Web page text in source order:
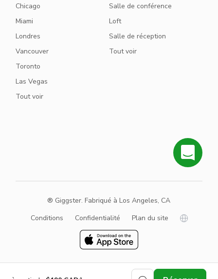
Chicago
Miami
Londres
Vancouver
Toronto
Las Vegas
Tout voir
Salle de conférence
Loft
Salle de réception
Tout voir
® Giggster. Fabriqué à Los Angeles, CA
Conditions
Confidentialité Plan du site